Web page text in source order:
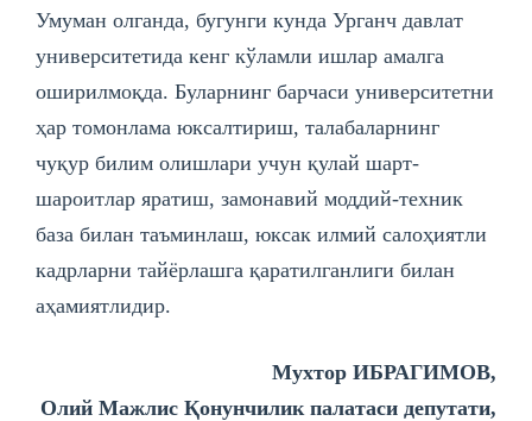
Умуман олганда, бугунги кунда Урганч давлат
университетида кенг кўламли ишлар амалга
оширилмоқда. Буларнинг барчаси университетни
ҳар томонлама юксалтириш, талабаларнинг
чуқур билим олишлари учун қулай шарт-
шароитлар яратиш, замонавий моддий-техник
база билан таъминлаш, юксак илмий салоҳиятли
кадрларни тайёрлашга қаратилганлиги билан
аҳамиятлидир.
Мухтор ИБРАГИМОВ,
Олий Мажлис Қонунчилик палатаси депутати,